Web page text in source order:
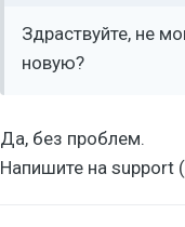
Здраствуйте, не
новую?
Да, без проблем.
Напишите на support